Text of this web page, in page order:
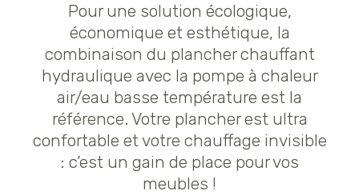
Pour une solution écologique,
économique et esthétique, la
combinaison du plancher chauffant
hydraulique avec la pompe à chaleur
air/eau basse température est la
référence. Votre plancher est ultra
confortable et votre chauffage invisible
: c’est un gain de place pour vos
meubles !